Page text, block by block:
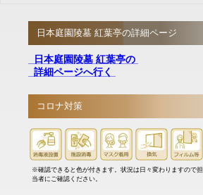
日本庭園陵墓 紅葉亭の詳細ページ
日本庭園陵墓 紅葉亭の
詳細ページへ行く
コロナ対策
※確認できると色が付きます。状況は日々変わりますので担
当者にご確認ください。